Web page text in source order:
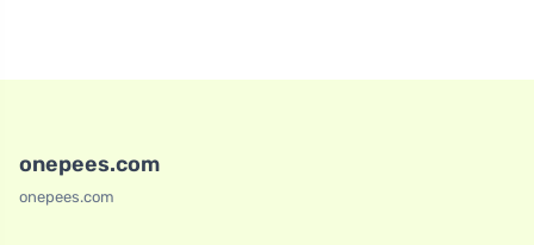
onepees.com
onepees.com